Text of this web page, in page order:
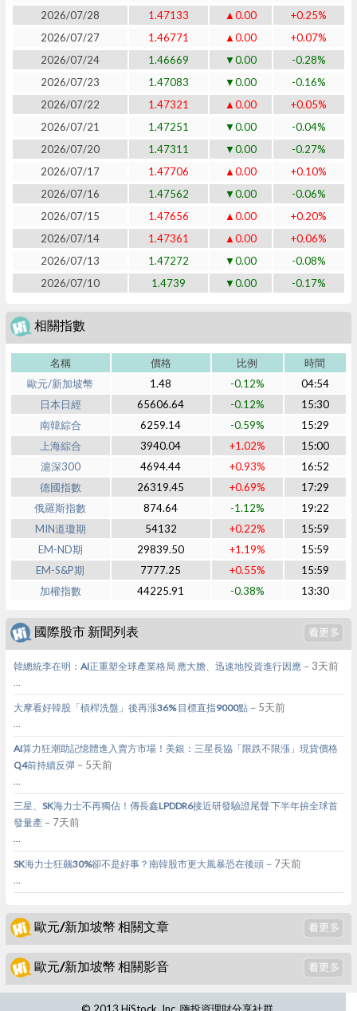
2026/07/28
1.47133 ▲0.00
+0.25%
2026/07/27
1.46771 ▲0.00
+0.07%
2026/07/24
1.46669 ▼0.00
-0.28%
2026/07/23
1.47083 ▼0.00
-0.16%
2026/07/22
1.47321 ▲0.00
+0.05%
2026/07/21
1.47251 ▼0.00
-0.04%
2026/07/20
1.47311 ▼0.00
-0.27%
2026/07/17
1.47706 ▲0.00
+0.10%
2026/07/16
1.47562 ▼0.00
-0.06%
2026/07/15
1.47656 ▲0.00
+0.20%
2026/07/14
1.47361 ▲0.00
+0.06%
2026/07/13
1.47272 ▼0.00
-0.08%
2026/07/10
1.4739 ▼0.00 -0.17%
相關指數
名稱 價格 比例
時間
歐元/新加坡幣
1.48 -0.12%
04:54
日本日經
65606.64 -0.12%
15:30
南韓綜合
6259.14 -0.59%
15:29
上海綜合
3940.04 +1.02%
15:00
滬深300
4694.44 +0.93%
16:52
德國指數
26319.45 +0.69%
17:29
俄羅斯指數
874.64 -1.12%
19:22
MIN道瓊期
54132 +0.22%
15:59
EM-ND期
29839.50 +1.19%
15:59
EM-S&P期
7777.25 +0.55%
15:59
加權指數
44225.91 -0.38% 13:30
國際股市 新聞列表
韓總統李在明：AI正重塑全球產業格局 應大膽、迅速地投資進行因應－3天前
...
大摩看好韓股「槓桿洗盤」後再漲36% 目標直指9000點－5天前
...
AI算力狂潮助記憶體進入賣方市場！美銀：三星長協「限跌不限漲」現貨價格
Q4前持續反彈－5天前
...
三星、SK海力士不再獨佔！傳長鑫LPDDR6接近研發驗證尾聲 下半年拚全球首
發量產－7天前
...
SK海力士狂飆30%卻不是好事？南韓股市更大風暴恐在後頭－7天前
...
歐元/新加坡幣 相關文章
歐元/新加坡幣 相關影音